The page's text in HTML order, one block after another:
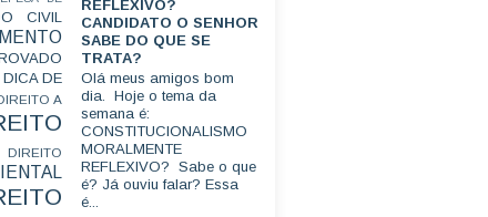
CIVIL
DICA DE
A
DIREITO
REFLEXIVO?
CANDIDATO O SENHOR
SABE DO QUE SE
TRATA?
Olá meus amigos bom
dia. Hoje o tema da
semana é:
CONSTITUCIONALISMO
MORALMENTE
REFLEXIVO? Sabe o que
é? Já ouviu falar? Essa
é...